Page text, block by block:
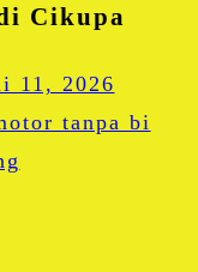
Cikupa
11, 2026